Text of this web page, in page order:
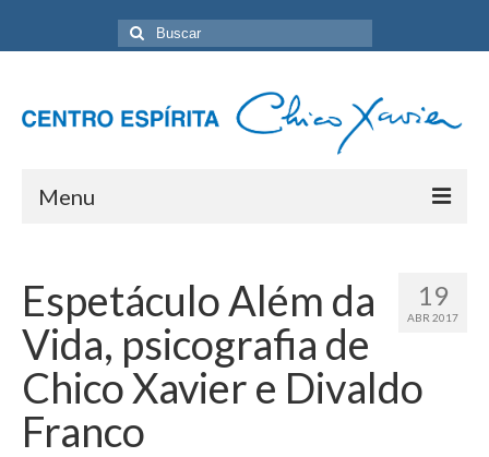
Buscar
por:
Menu
Programação Geral
Sobre nós
Eventos
Artigos
19
ABR 2017
Espetáculo Além da
Vida, psicografia de
Chico Xavier e Divaldo
Franco